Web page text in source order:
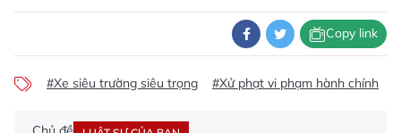
Copy link
#Xe siêu trường siêu trọng #Xử phạt vi phạm hành chính